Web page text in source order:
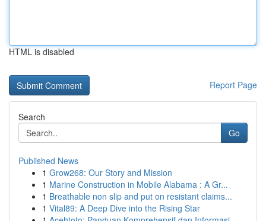
HTML is disabled
Report Page
Search
Go
Published News
1 Grow268: Our Story and Mission
1 Marine Construction in Mobile Alabama : A Gr...
1 Breathable non slip and put on resistant claims...
1 Vital89: A Deep Dive into the Rising Star